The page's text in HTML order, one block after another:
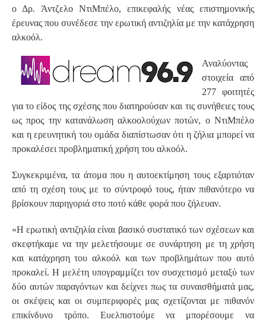
ο Δρ. Άντζελο ΝτιΜπέλο, επικεφαλής νέας επιστημονικής
έρευνας που συνέδεσε την ερωτική αντιζηλία με την κατάχρηση
αλκοόλ.
Αναλύοντας
στοιχεία από
277 φοιτητές
για το είδος της σχέσης που διατηρούσαν και τις συνήθειες τους
ως προς την κατανάλωση αλκοολούχων ποτών, ο ΝτιΜπέλο
και η ερευνητική του ομάδα διαπίστωσαν ότι η ζήλια μπορεί να
προκαλέσει προβληματική χρήση του αλκοόλ.
Συγκεκριμένα, τα άτομα που η αυτοεκτίμηση τους εξαρτιόταν
από τη σχέση τους με το σύντροφό τους, ήταν πιθανότερο να
βρίσκουν παρηγοριά στο ποτό κάθε φορά που ζήλευαν.
«Η ερωτική αντιζηλία είναι βασικό συστατικό των σχέσεων και
σκεφτήκαμε να την μελετήσουμε σε συνάρτηση με τη χρήση
και κατάχρηση του αλκοόλ και των προβλημάτων που αυτό
προκαλεί. Η μελέτη υπογραμμίζει τον συσχετισμό μεταξύ των
δύο αυτών παραγόντων και δείχνει πως τα συναισθήματά μας,
οι σκέψεις και οι συμπεριφορές μας σχετίζονται με πιθανόν
επικίνδυνο τρόπο. Ευελπιστούμε να μπορέσουμε να